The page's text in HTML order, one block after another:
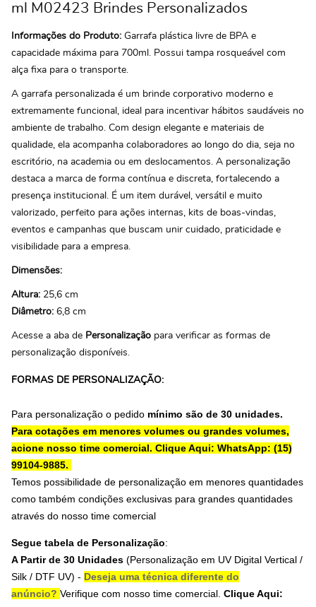
ml M02423 Brindes Personalizados
Informações do Produto: Garrafa plástica livre de BPA e
capacidade máxima para 700ml. Possui tampa rosqueável com
alça fixa para o transporte.
A garrafa personalizada é um brinde corporativo moderno e
extremamente funcional, ideal para incentivar hábitos saudáveis no
ambiente de trabalho. Com design elegante e materiais de
qualidade, ela acompanha colaboradores ao longo do dia, seja no
escritório, na academia ou em deslocamentos. A personalização
destaca a marca de forma contínua e discreta, fortalecendo a
presença institucional. É um item durável, versátil e muito
valorizado, perfeito para ações internas, kits de boas-vindas,
eventos e campanhas que buscam unir cuidado, praticidade e
visibilidade para a empresa.
Dimensões:
Altura: 25,6 cm
Diâmetro: 6,8 cm
Acesse a aba de Personalização para verificar as formas de
personalização disponíveis.
FORMAS DE PERSONALIZAÇÃO:
Para personalização o pedido mínimo são de 30 unidades.
Para cotações em menores volumes ou grandes volumes,
acione nosso time comercial. Clique Aqui: WhatsApp: (15)
99104-9885.
Temos possibilidade de personalização em menores quantidades
como também condições exclusivas para grandes quantidades
através do nosso time comercial
Segue tabela de Personalização:
A Partir de 30 Unidades (Personalização em UV Digital Vertical /
Silk / DTF UV) - Deseja uma técnica diferente do
anúncio? Verifique com nosso time comercial. Clique Aqui: